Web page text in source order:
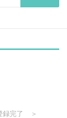
録完了